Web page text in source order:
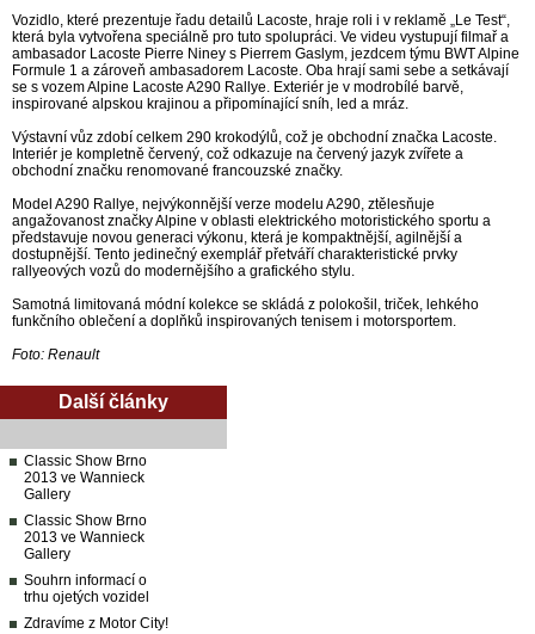
Vozidlo, které prezentuje řadu detailů Lacoste, hraje roli i v reklamě „Le Test“,
která byla vytvořena speciálně pro tuto spolupráci. Ve videu vystupují filmař a
ambasador Lacoste Pierre Niney s Pierrem Gaslym, jezdcem týmu BWT Alpine
Formule 1 a zároveň ambasadorem Lacoste. Oba hrají sami sebe a setkávají
se s vozem Alpine Lacoste A290 Rallye. Exteriér je v modrobílé barvě,
inspirované alpskou krajinou a připomínající sníh, led a mráz.
Výstavní vůz zdobí celkem 290 krokodýlů, což je obchodní značka Lacoste.
Interiér je kompletně červený, což odkazuje na červený jazyk zvířete a
obchodní značku renomované francouzské značky.
Model A290 Rallye, nejvýkonnější verze modelu A290, ztělesňuje
angažovanost značky Alpine v oblasti elektrického motoristického sportu a
představuje novou generaci výkonu, která je kompaktnější, agilnější a
dostupnější. Tento jedinečný exemplář přetváří charakteristické prvky
rallyeových vozů do modernějšího a grafického stylu.
Samotná limitovaná módní kolekce se skládá z polokošil, triček, lehkého
funkčního oblečení a doplňků inspirovaných tenisem i motorsportem.
Foto: Renault
Další články
Classic Show Brno
2013 ve Wannieck
Gallery
Classic Show Brno
2013 ve Wannieck
Gallery
Souhrn informací o
trhu ojetých vozidel
Zdravíme z Motor City!